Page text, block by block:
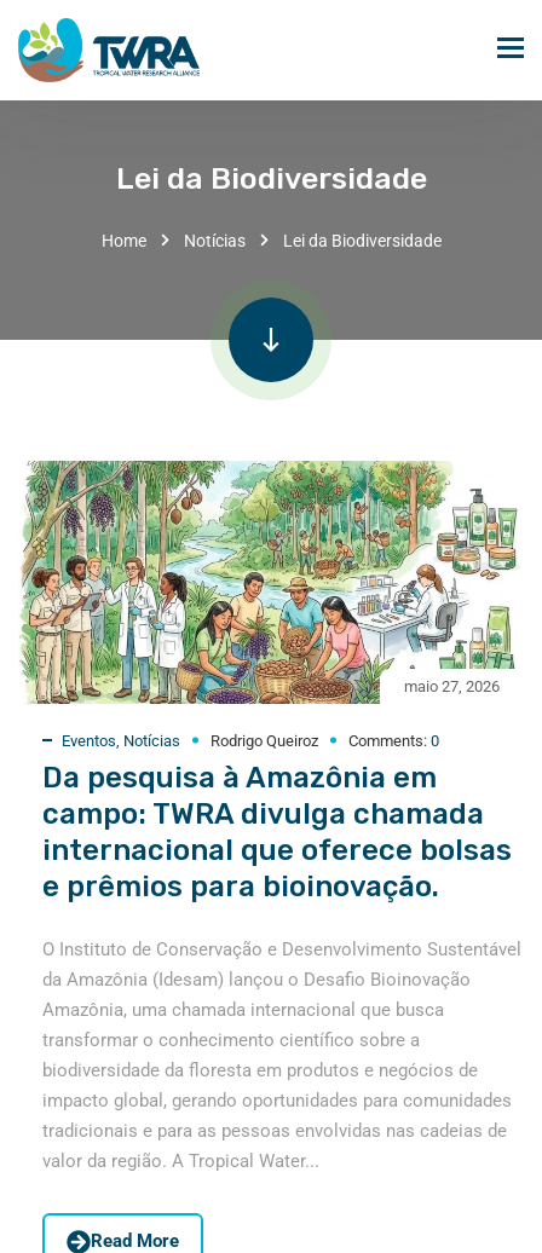
Lei da Biodiversidade
Home Notícias Lei da Biodiversidade
maio 27, 2026
Eventos Notícias Rodrigo Queiroz Comments: 0
Da pesquisa à Amazônia em
campo: TWRA divulga chamada
internacional que oferece bolsas
e prêmios para bioinovação.
O Instituto de Conservação e Desenvolvimento Sustentável
da Amazônia (Idesam) lançou o Desafio Bioinovação
Amazônia, uma chamada internacional que busca
transformar o conhecimento científico sobre a
biodiversidade da floresta em produtos e negócios de
impacto global, gerando oportunidades para comunidades
tradicionais e para as pessoas envolvidas nas cadeias de
valor da região. A Tropical Water...
Read More